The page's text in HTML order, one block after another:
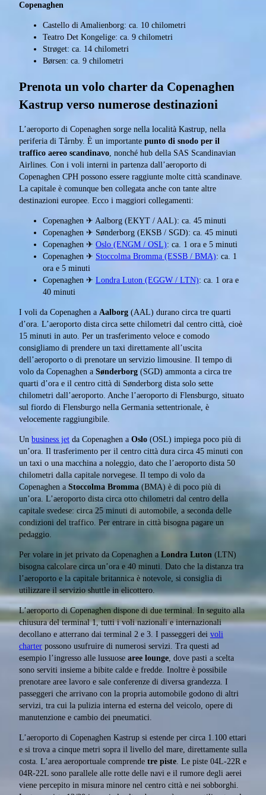
Copenaghen
Castello di Amalienborg: ca. 10 chilometri
Teatro Det Kongelige: ca. 9 chilometri
Strøget: ca. 14 chilometri
Børsen: ca. 9 chilometri
Prenota un volo charter da Copenaghen
Kastrup verso numerose destinazioni
L’aeroporto di Copenaghen sorge nella località Kastrup, nella
periferia di Tårnby. È un importante punto di snodo per il
traffico aereo scandinavo, nonché hub della SAS Scandinavian
Airlines. Con i voli interni in partenza dall’aeroporto di
Copenaghen CPH possono essere raggiunte molte città scandinave.
La capitale è comunque ben collegata anche con tante altre
destinazioni europee. Ecco i maggiori collegamenti:
Copenaghen ✈ Aalborg (EKYT / AAL): ca. 45 minuti
Copenaghen ✈ Sønderborg (EKSB / SGD): ca. 45 minuti
Copenaghen ✈ Oslo (ENGM / OSL): ca. 1 ora e 5 minuti
Copenaghen ✈ Stoccolma Bromma (ESSB / BMA): ca. 1
ora e 5 minuti
Copenaghen ✈ Londra Luton (EGGW / LTN): ca. 1 ora e
40 minuti
I voli da Copenaghen a Aalborg (AAL) durano circa tre quarti
d’ora. L’aeroporto dista circa sette chilometri dal centro città, cioè
15 minuti in auto. Per un trasferimento veloce e comodo
consigliamo di prendere un taxi direttamente all’uscita
dell’aeroporto o di prenotare un servizio limousine. Il tempo di
volo da Copenaghen a Sønderborg (SGD) ammonta a circa tre
quarti d’ora e il centro città di Sønderborg dista solo sette
chilometri dall’aeroporto. Anche l’aeroporto di Flensburgo, situato
sul fiordo di Flensburgo nella Germania settentrionale, è
velocemente raggiungibile.
Un business jet da Copenaghen a Oslo (OSL) impiega poco più di
un’ora. Il trasferimento per il centro città dura circa 45 minuti con
un taxi o una macchina a noleggio, dato che l’aeroporto dista 50
chilometri dalla capitale norvegese. Il tempo di volo da
Copenaghen a Stoccolma Bromma (BMA) è di poco più di
un’ora. L’aeroporto dista circa otto chilometri dal centro della
capitale svedese: circa 25 minuti di automobile, a seconda delle
condizioni del traffico. Per entrare in città bisogna pagare un
pedaggio.
Per volare in jet privato da Copenaghen a Londra Luton (LTN)
bisogna calcolare circa un’ora e 40 minuti. Dato che la distanza tra
l’aeroporto e la capitale britannica è notevole, si consiglia di
utilizzare il servizio shuttle in elicottero.
L’aeroporto di Copenaghen dispone di due terminal. In seguito alla
chiusura del terminal 1, tutti i voli nazionali e internazionali
decollano e atterrano dai terminal 2 e 3. I passeggeri dei voli
charter possono usufruire di numerosi servizi. Tra questi ad
esempio l’ingresso alle lussuose aree lounge, dove pasti a scelta
sono serviti insieme a bibite calde e fredde. Inoltre è possibile
prenotare aree lavoro e sale conferenze di diversa grandezza. I
passeggeri che arrivano con la propria automobile godono di altri
servizi, tra cui la pulizia interna ed esterna del veicolo, opere di
manutenzione e cambio dei pneumatici.
L’aeroporto di Copenaghen Kastrup si estende per circa 1.100 ettari
e si trova a cinque metri sopra il livello del mare, direttamente sulla
costa. L’area aeroportuale comprende tre piste. Le piste 04L-22R e
04R-22L sono parallele alle rotte delle navi e il rumore degli aerei
viene percepito in misura minore nel centro città e nei sobborghi.